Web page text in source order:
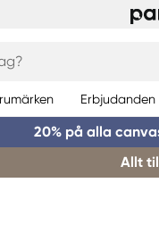
Erbjudanden
20% på alla
Allt